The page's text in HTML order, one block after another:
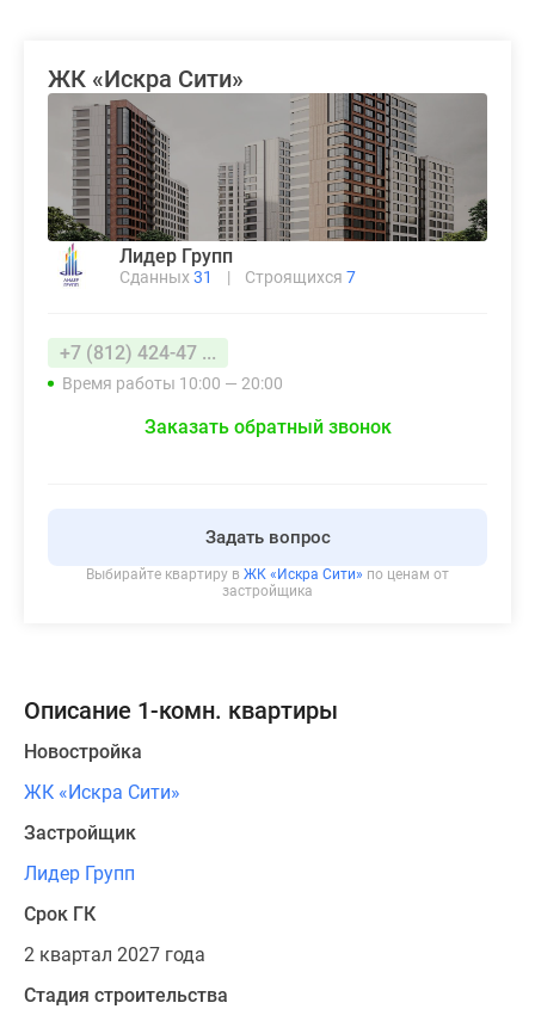
ЖК «Искра Сити»
Лидер Групп
Сданных 31 | Строящихся 7
+7 (812) 424-47 ...
Время работы 10:00 — 20:00
Заказать обратный звонок
Задать вопрос
Выбирайте квартиру в ЖК «Искра Сити» по ценам от
застройщика
Описание 1-комн. квартиры
Новостройка
ЖК «Искра Сити»
Застройщик
Лидер Групп
Срок ГК
2 квартал 2027 года
Стадия строительства